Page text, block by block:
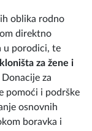
oblika rodno
direktno
u porodici, te
za žene i
Donacije za
pomoći i podrške
osnovnih
boravka i